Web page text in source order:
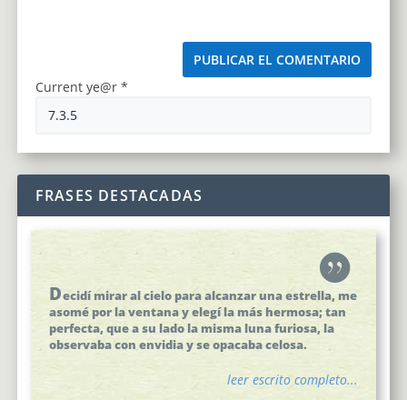
Current ye@r *
FRASES DESTACADAS
Decidí mirar al cielo para alcanzar una estrella, me
asomé por la ventana y elegí la más hermosa; tan
perfecta, que a su lado la misma luna furiosa, la
observaba con envidia y se opacaba celosa.
leer escrito completo...